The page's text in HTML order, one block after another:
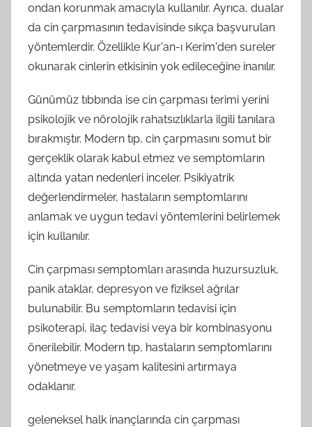
ondan korunmak amacıyla kullanılır. Ayrıca, dualar
da cin çarpmasının tedavisinde sıkça başvurulan
yöntemlerdir. Özellikle Kur'an-ı Kerim'den sureler
okunarak cinlerin etkisinin yok edileceğine inanılır.
Günümüz tıbbında ise cin çarpması terimi yerini
psikolojik ve nörolojik rahatsızlıklarla ilgili tanılara
bırakmıştır. Modern tıp, cin çarpmasını somut bir
gerçeklik olarak kabul etmez ve semptomların
altında yatan nedenleri inceler. Psikiyatrik
değerlendirmeler, hastaların semptomlarını
anlamak ve uygun tedavi yöntemlerini belirlemek
için kullanılır.
Cin çarpması semptomları arasında huzursuzluk,
panik ataklar, depresyon ve fiziksel ağrılar
bulunabilir. Bu semptomların tedavisi için
psikoterapi, ilaç tedavisi veya bir kombinasyonu
önerilebilir. Modern tıp, hastaların semptomlarını
yönetmeye ve yaşam kalitesini artırmaya
odaklanır.
geleneksel halk inançlarında cin çarpması